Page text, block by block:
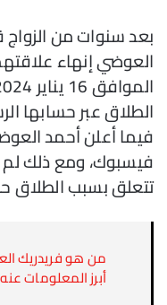
بعد سنوات من الزواج
العوضي إنهاء
الطلاق عبر حسابها
فيما أعلن أحمد
فيسبوك، ومع ذلك
تتعلق بسبب الطلاق
من هو فريدريك
أبرز المعلومات عنه